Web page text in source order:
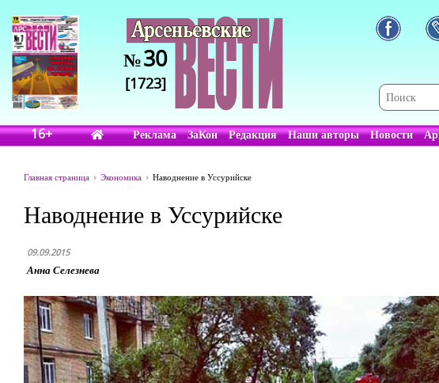
№30
[1723]
16+ Реклама ЗаКон Редакция Наши авторы Новости
Главная страница Экономика Наводнение в Уссурийске
Наводнение в Уссурийске
09.09.2015
Анна Селезнева